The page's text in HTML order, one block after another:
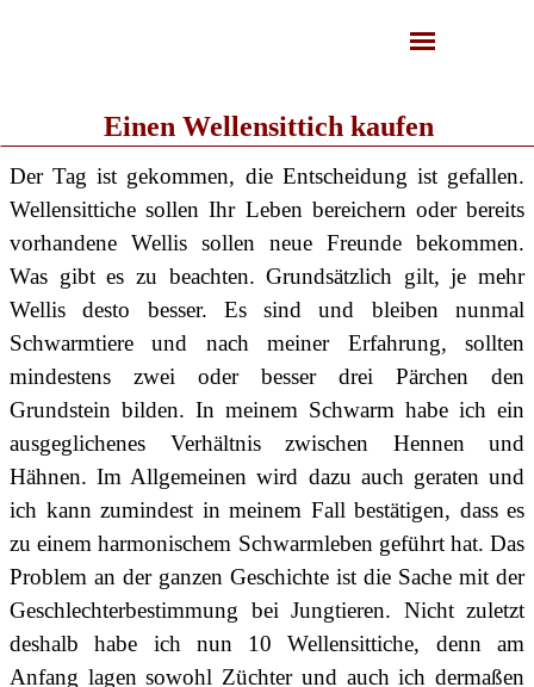
Einen Wellensittich kaufen
Der Tag ist gekommen, die Entscheidung ist gefallen.
Wellensittiche sollen Ihr Leben bereichern oder bereits
vorhandene Wellis sollen neue Freunde bekommen.
Was gibt es zu beachten. Grundsätzlich gilt, je mehr
Wellis desto besser. Es sind und bleiben nunmal
Schwarmtiere und nach meiner Erfahrung, sollten
mindestens zwei oder besser drei Pärchen den
Grundstein bilden. In meinem Schwarm habe ich ein
ausgeglichenes Verhältnis zwischen Hennen und
Hähnen. Im Allgemeinen wird dazu auch geraten und
ich kann zumindest in meinem Fall bestätigen, dass es
zu einem harmonischem Schwarmleben geführt hat. Das
Problem an der ganzen Geschichte ist die Sache mit der
Geschlechterbestimmung bei Jungtieren. Nicht zuletzt
deshalb habe ich nun 10 Wellensittiche, denn am
Anfang lagen sowohl Züchter und auch ich dermaßen